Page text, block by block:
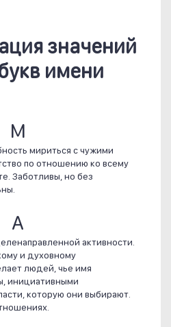
значений
имени
М
мириться с чужими
по отношению ко всему
Заботливы, но без
А
активности.
и духовному
людей, чье имя
инициативными
которую они выбирают.